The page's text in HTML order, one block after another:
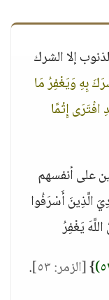
إلا الشرك
بِهِ وَيَغْفِرُ مَا
إِثْمًا
على أنفسهم
الَّذِينَ أَسْرَفُوا
يَغْفِرُ
}[الزمر: ٥٣]
.